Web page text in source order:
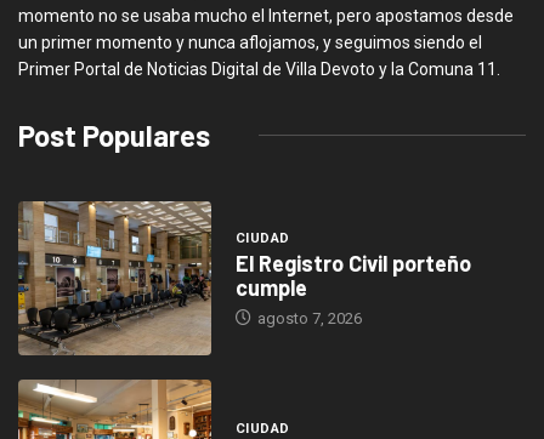
momento no se usaba mucho el Internet, pero apostamos desde
un primer momento y nunca aflojamos, y seguimos siendo el
Primer Portal de Noticias Digital de Villa Devoto y la Comuna 11.
Post Populares
CIUDAD
El Registro Civil porteño
cumple
agosto 7, 2026
CIUDAD